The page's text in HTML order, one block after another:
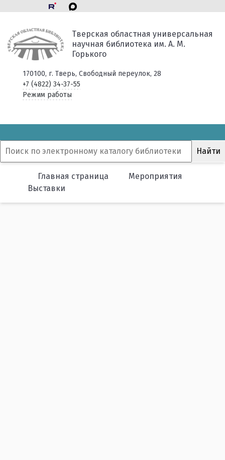
Тверская областная универсальная
научная библиотека им. А. М.
Горького
170100, г. Тверь, Свободный переулок, 28
+7 (4822) 34-37-55
Режим работы
Главная страница
Мероприятия
Выставки